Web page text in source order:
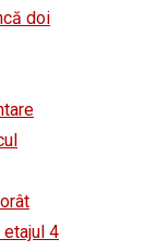
doi
etajul 4